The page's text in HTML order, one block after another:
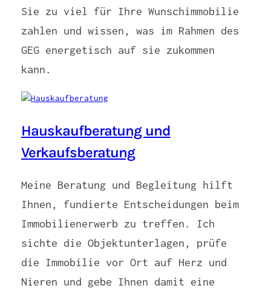
Sie zu viel für Ihre Wunschimmobilie
zahlen und wissen, was im Rahmen des
GEG energetisch auf sie zukommen
kann.
Hauskaufberatung und
Verkaufsberatung
Meine Beratung und Begleitung hilft
Ihnen, fundierte Entscheidungen beim
Immobilienerwerb zu treffen. Ich
sichte die Objektunterlagen, prüfe
die Immobilie vor Ort auf Herz und
Nieren und gebe Ihnen damit eine